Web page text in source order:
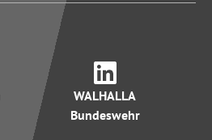
WALHALLA
Bundeswehr